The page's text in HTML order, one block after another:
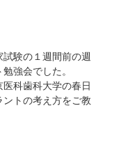
験の１週間前の週
強会でした。
科歯科大学の春日
トの考え方をご教